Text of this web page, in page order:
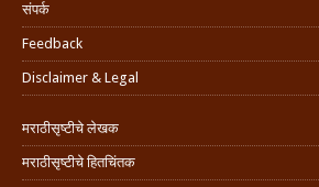
संपर्क
Feedback
Disclaimer & Legal
मराठीसृष्टीचे लेखक
मराठीसृष्टीचे हितचिंतक